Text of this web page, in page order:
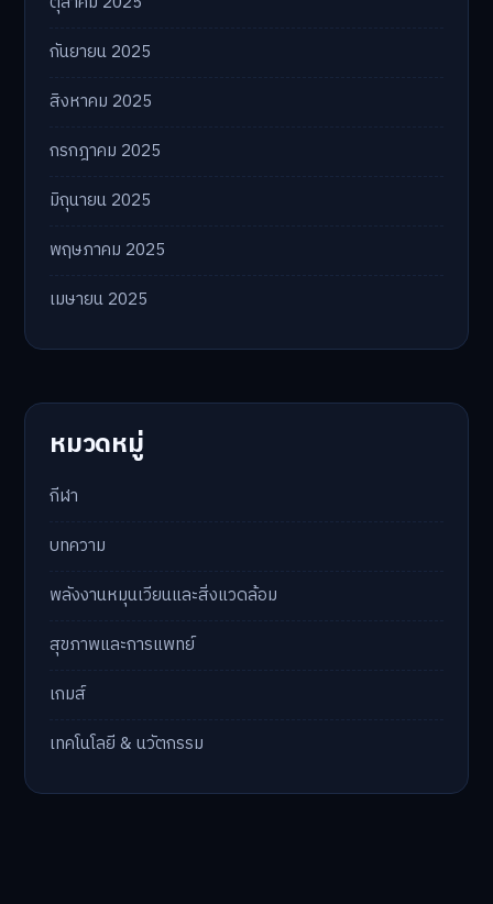
กันยายน 2025
สิงหาคม 2025
กรกฎาคม 2025
มิถุนายน 2025
พฤษภาคม 2025
เมษายน 2025
หมวดหมู่
กีฬา
บทความ
พลังงานหมุนเวียนและสิ่งแวดล้อม
สุขภาพและการแพทย์
เกมส์
เทคโนโลยี & นวัตกรรม